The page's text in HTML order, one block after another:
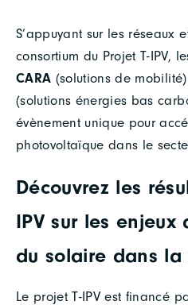
S’appuyant sur les réseaux
consortium du Projet T-IPV,
CARA (solutions de
(solutions énergies bas
évènement unique pour
photovoltaïque dans le
Découvrez les
IPV sur les enjeux
du solaire dans la
Le projet T-IPV est financé